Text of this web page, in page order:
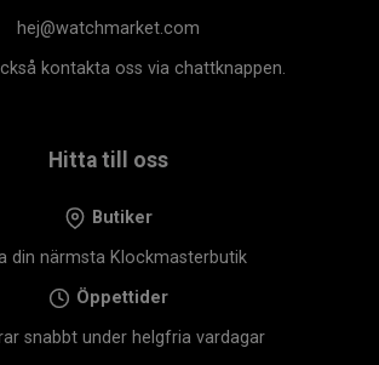
hej@watchmarket.com
kontakta oss via chattknappen.
Hitta till oss
Butiker
din närmsta Klockmasterbutik
Öppettider
snabbt under helgfria vardagar